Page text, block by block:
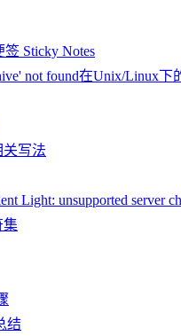
Sticky Notes
not found在Unix/Linux下
关写法
Light: unsupported server
集
结